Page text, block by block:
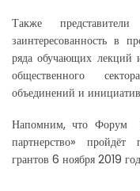
Также
заинтересованность в
ряда обучающих лекций
общественного
объединений и
Напомним, что Форум
партнерство»
грантов 6 ноября 2019